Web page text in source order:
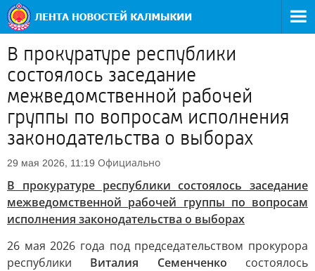
В прокуратуре республики
состоялось заседание
межведомственной рабочей
группы по вопросам исполнения
законодательства о выборах
29 мая 2026, 11:19 Официально
В прокуратуре республики состоялось заседание
межведомственной рабочей группы по вопросам
исполнения законодательства о выборах
26 мая 2026 года под председательством прокурора
республики Виталия Семенченко состоялось